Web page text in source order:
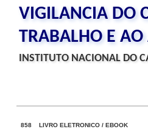
VIGILANCIA DO
TRABALHO E
INSTITUTO NACIONAL DO
858 LIVRO ELETRONICO / EBOOK